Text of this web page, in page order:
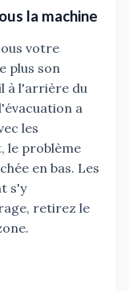
la machine
votre
plus son
à l'arrière du
a
les
le problème
en bas. Les
s'y
retirez le